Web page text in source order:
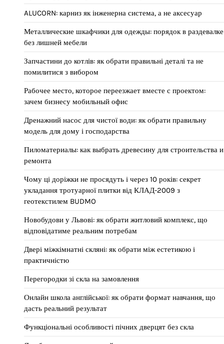
ALUCORN: карниз як інженерна система, а не аксесуар
Металлические шкафчики для одежды: порядок в раздевалке
без лишней мебели
Запчастини до котлів: як обрати правильні деталі та не
помилитися з вибором
Рабочее место, которое переезжает вместе с проектом:
зачем бизнесу мобильный офис
Дренажний насос для чистої води: як обрати правильну
модель для дому і господарства
Пиломатериалы: как выбрать древесину для строительства и
ремонта
Чому ці доріжки не просядуть і через 10 років: секрет
укладання тротуарної плитки від КЛАД-2009 з
геотекстилем BUDMO
Новобудови у Львові: як обрати житловий комплекс, що
відповідатиме реальним потребам
Двері міжкімнатні скляні: як обрати між естетикою і
практичністю
Перегородки зі скла на замовлення
Онлайн школа англійської: як обрати формат навчання, що
дасть реальний результат
Функціональні особливості пічних дверцят без скла